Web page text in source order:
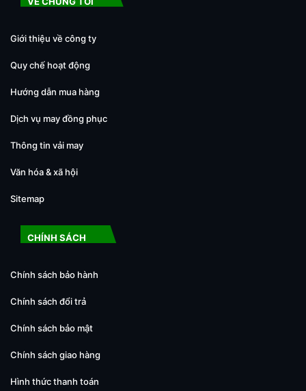
Giới thiệu về công ty
Quy chế hoạt động
Hướng dẫn mua hàng
Dịch vụ may đồng phục
Thông tin vải may
Văn hóa & xã hội
Sitemap
CHÍNH SÁCH
Chính sách bảo hành
Chính sách đổi trả
Chính sách bảo mật
Chính sách giao hàng
Hình thức thanh toán